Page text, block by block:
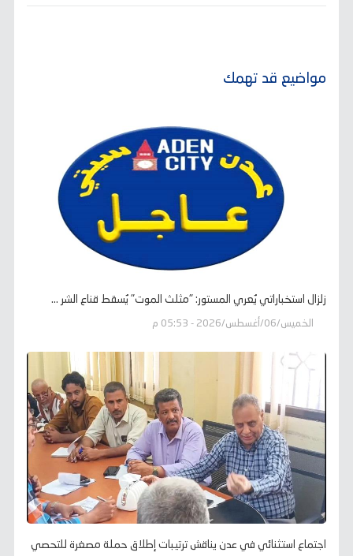
مواضيع قد تهمك
زلزال استخباراتي يُعري المستور: "مثلث الموت" يُسقط قناع الشر ...
الخميس/06/أغسطس/2026 - 05:53 م
اجتماع استثنائي في عدن يناقش ترتيبات إطلاق حملة مصغرة للتحصي